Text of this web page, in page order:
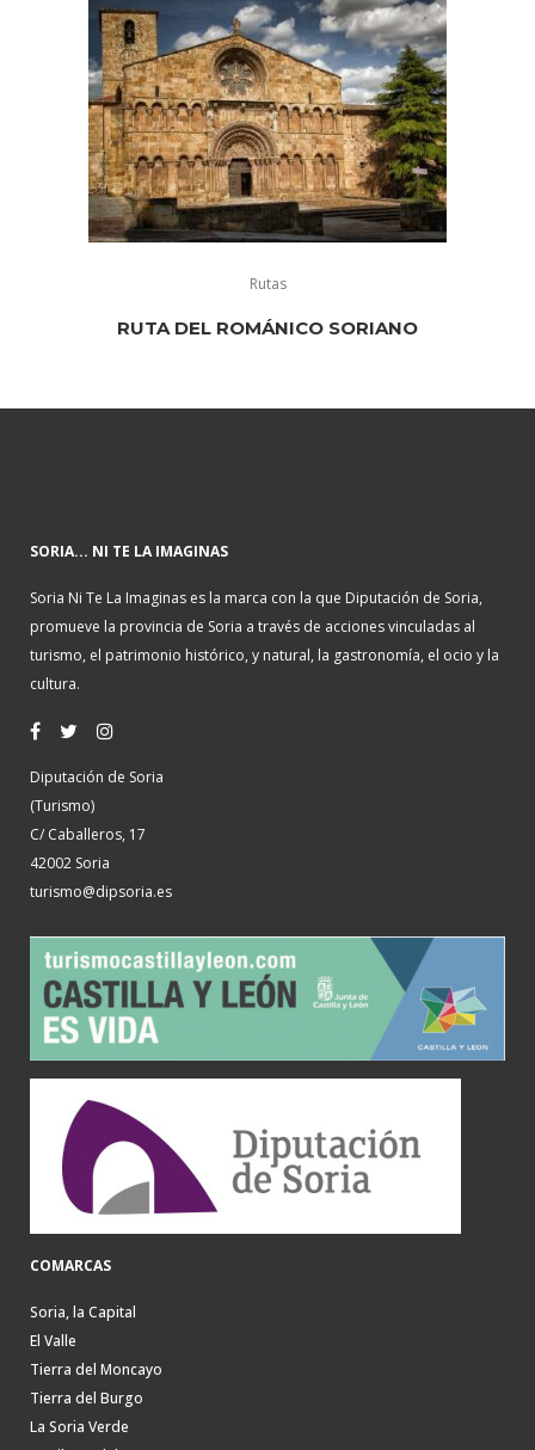
Rutas
RUTA DEL ROMÁNICO SORIANO
SORIA... NI TE LA IMAGINAS
Soria Ni Te La Imaginas es la marca con la que Diputación de Soria,
promueve la provincia de Soria a través de acciones vinculadas al
turismo, el patrimonio histórico, y natural, la gastronomía, el ocio y la
cultura.
Diputación de Soria
(Turismo)
C/ Caballeros, 17
42002 Soria
turismo@dipsoria.es
COMARCAS
Soria, la Capital
El Valle
Tierra del Moncayo
Tierra del Burgo
La Soria Verde